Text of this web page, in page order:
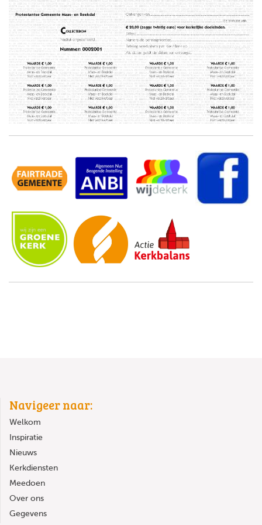
Navigeer naar:
Welkom
Inspiratie
Nieuws
Kerkdiensten
Meedoen
Over ons
Gegevens